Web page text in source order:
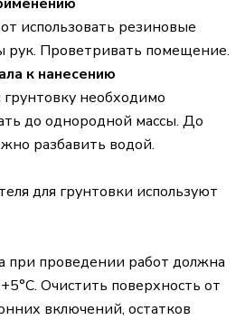
использовать резиновые
рук. Проветривать помещение.
к нанесению
необходимо
до однородной массы. До
разбавить водой.
для грунтовки используют
при проведении работ должна
Очистить поверхность от
включений, остатков